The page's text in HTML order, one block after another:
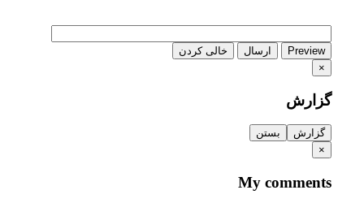
Preview ارسال
خالی کردن
×
گزارش
گزارش
بستن
×
My comments